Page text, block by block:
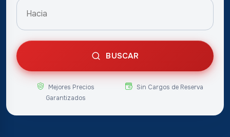
BUSCAR
Mejores Precios
Garantizados
Sin Cargos de Reserva